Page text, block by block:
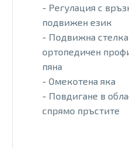
- Регулация с
подвижен език
- Подвижна стелка
ортопедичен
пяна
- Омекотена яка
- Повдигане в
спрямо пръстите